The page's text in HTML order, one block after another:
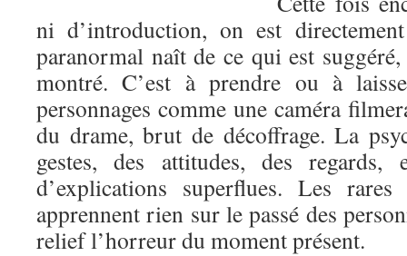
ni d’introduction, on est
paranormal naît de ce qui est
montré. C’est à prendre ou à
personnages comme une caméra
du drame, brut de décoffrage. La
gestes, des attitudes, des
d’explications superflues. Les
apprennent rien sur le passé des
relief l’horreur du moment présent.